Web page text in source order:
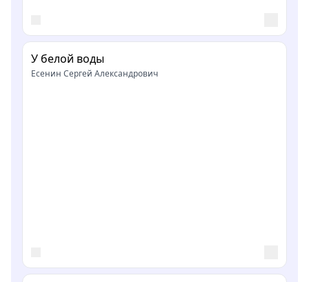
У белой воды
Есенин Сергей Александрович